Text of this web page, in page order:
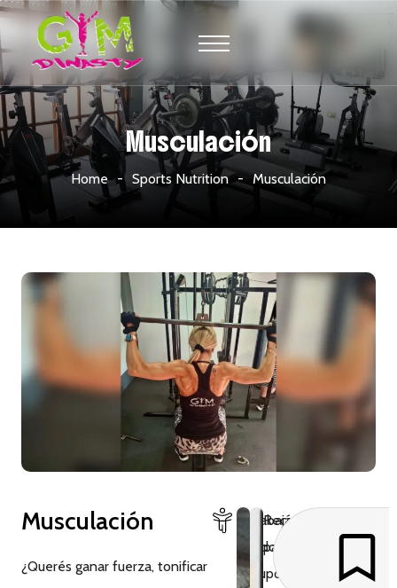
Musculación
Home Sports Nutrition Musculación
Musculación
¿Querés ganar fuerza, tonificar
Trabajás
todos los
grupos
Recomendado
para: